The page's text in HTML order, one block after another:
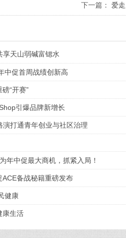
下一篇： 爱
享天山弱碱富锶水
中促首周战绩创新高
“开赛”
引爆品牌新增长
打通青年创业与社区治理
年中促最大商机，抓紧入局！
备战秘籍重磅发布
健康
康生活